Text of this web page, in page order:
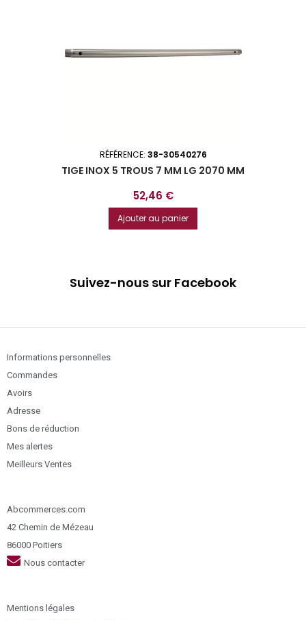
RÉFÉRENCE: 38-30540276
TIGE INOX 5 TROUS 7 MM LG 2070 MM
Prix
52,46 €
Ajouter au panier
Suivez-nous sur Facebook
Informations personnelles
Commandes
Avoirs
Adresse
Bons de réduction
Mes alertes
Meilleurs Ventes
Abcommerces.com
42 Chemin de Mézeau
86000 Poitiers
Nous contacter
Mentions légales